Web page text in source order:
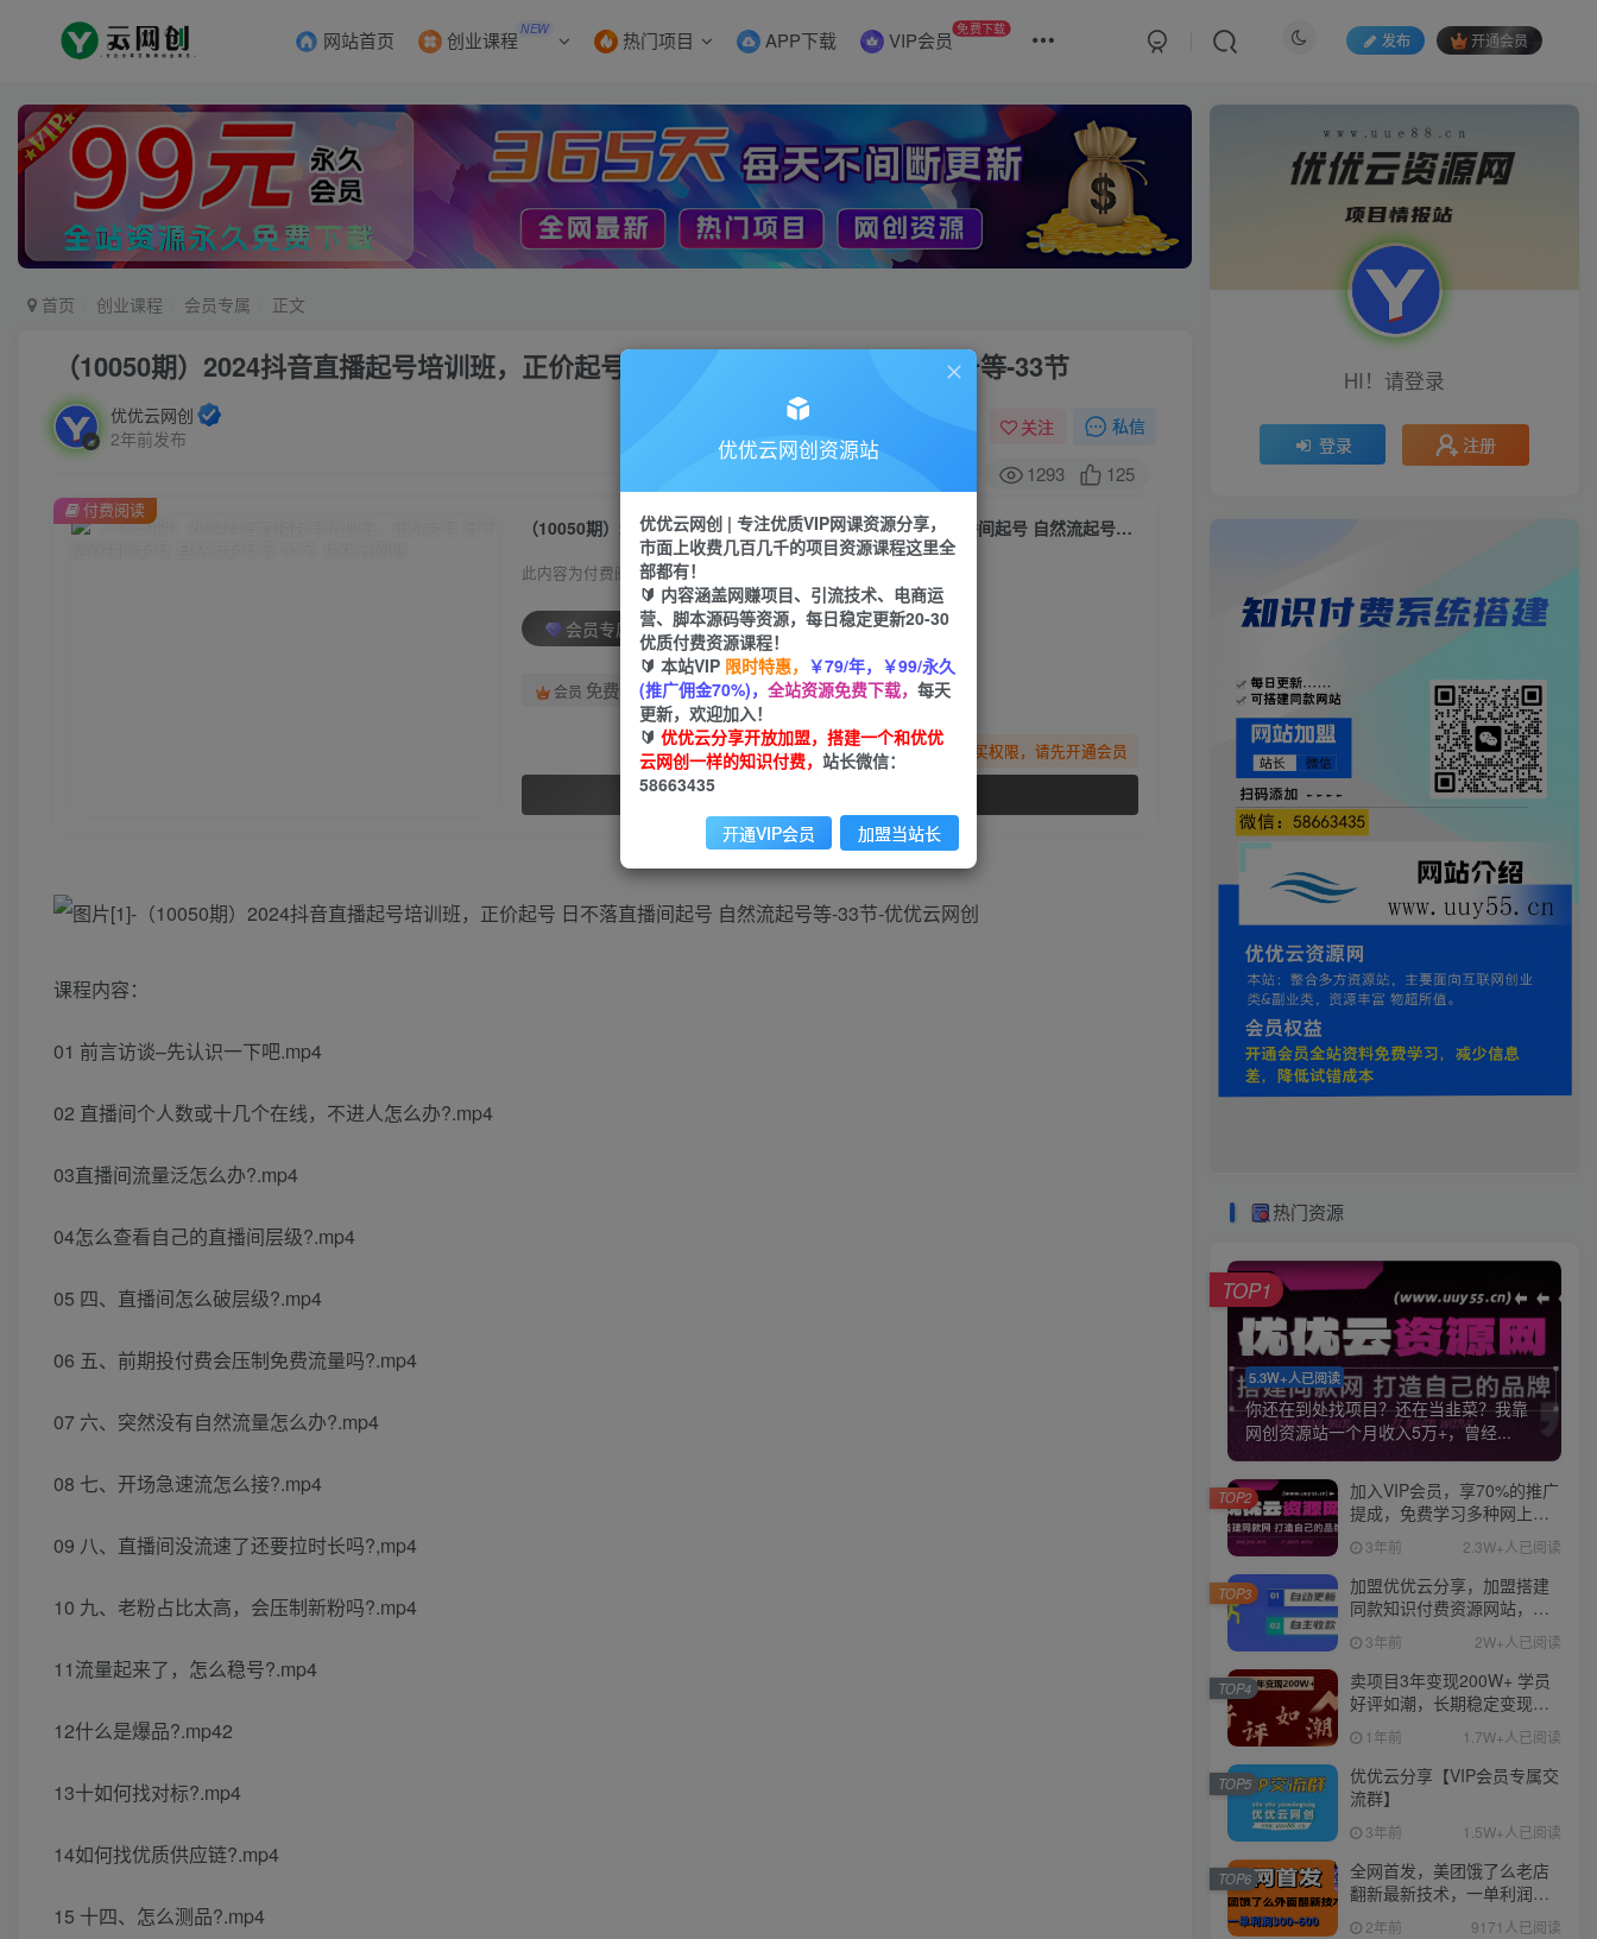
网站首页 创业课程 NEW 热门项目 APP下载 VIP会员 免费下载
发布 开通会员
首页 创业课程 会员专属 正文
（10050期）2024抖音直播起号培训班，正价起号 日不落直播间起号 自然流起号等-33节
优优云网创
2年前发布
关注 私信
1293 125
（10050期）2024抖音直播起号培训班，正价起号 日不落直播间起号 自然流起号等-33节
此内容为付费阅读，请付费后查看
会员专属资源
会员 免费
您暂无购买权限，请先开通会员
付费阅读
课程内容：
01 前言访谈–先认识一下吧.mp4
02 直播间个人数或十几个在线，不进人怎么办?.mp4
03直播间流量泛怎么办?.mp4
04怎么查看自己的直播间层级?.mp4
05 四、直播间怎么破层级?.mp4
06 五、前期投付费会压制免费流量吗?.mp4
07 六、突然没有自然流量怎么办?.mp4
08 七、开场急速流怎么接?.mp4
09 八、直播间没流速了还要拉时长吗?,mp4
10 九、老粉占比太高，会压制新粉吗?.mp4
11流量起来了，怎么稳号?.mp4
12什么是爆品?.mp42
13十如何找对标?.mp4
14如何找优质供应链?.mp4
15 十四、怎么测品?.mp4
HI！请登录
登录 注册
热门资源
5.3W+人已阅读
你还在到处找项目？还在当韭菜？我靠
网创资源站一个月收入5万+，曾经...
TOP1
加入VIP会员，享70%的推广
提成，免费学习多种网上创
业课程，菜鸟秒变大神！
3年前 2.3W+人已阅读
TOP2
加盟优优云分享，加盟搭建
同款知识付费资源网站，实
现长期稳定被动收入~
3年前 2W+人已阅读
TOP3
卖项目3年变现200W+ 学员
好评如潮，长期稳定变现，
可以一直干到老！
1年前 1.7W+人已阅读
TOP4
优优云分享【VIP会员专属交
流群】
3年前 1.5W+人已阅读
TOP5
全网首发，美团饿了么老店
翻新最新技术，一单利润
300-600
2年前 9171人已阅读
TOP6
优优云网创资源站
优优云网创 | 专注优质VIP网课资源分享，
市面上收费几百几千的项目资源课程这里全
部都有！
🔰 内容涵盖网赚项目、引流技术、电商运
营、脚本源码等资源，每日稳定更新20-30
优质付费资源课程！
🔰 本站VIP 限时特惠， ￥79/年，￥99/永久
(推广佣金70%)， 全站资源免费下载， 每天
更新，欢迎加入！
🔰 优优云分享开放加盟，搭建一个和优优
云网创一样的知识付费， 站长微信：
58663435
开通VIP会员 加盟当站长